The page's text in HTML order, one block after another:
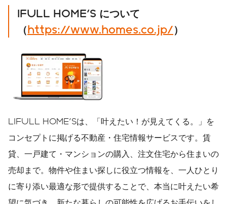
IFULL HOME'S について
（https://www.homes.co.jp/）
LIFULL HOME'Sは、「叶えたい！が見えてくる。」を
コンセプトに掲げる不動産・住宅情報サービスです。賃
貸、一戸建て・マンションの購入、注文住宅から住まいの
売却まで。物件や住まい探しに役立つ情報を、一人ひとり
に寄り添い最適な形で提供することで、本当に叶えたい希
望に気づき、新たな暮らしの可能性を広げるお手伝いをし